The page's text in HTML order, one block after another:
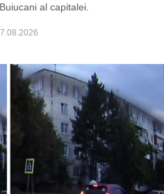
al capitalei.